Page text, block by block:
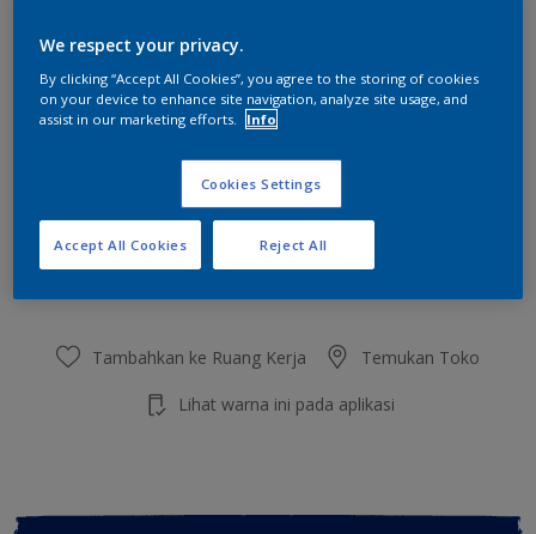
Ukuran
4 KG
Jumlah Kalkulator cat
Hitung
Tambahkan ke Ruang Kerja Temukan Toko
Lihat warna ini pada aplikasi
We respect your privacy.
By clicking “Accept All Cookies”, you agree to the storing of cookies
on your device to enhance site navigation, analyze site usage, and
assist in our marketing efforts.
Info
Cookies Settings
Reject All
Accept All Cookies